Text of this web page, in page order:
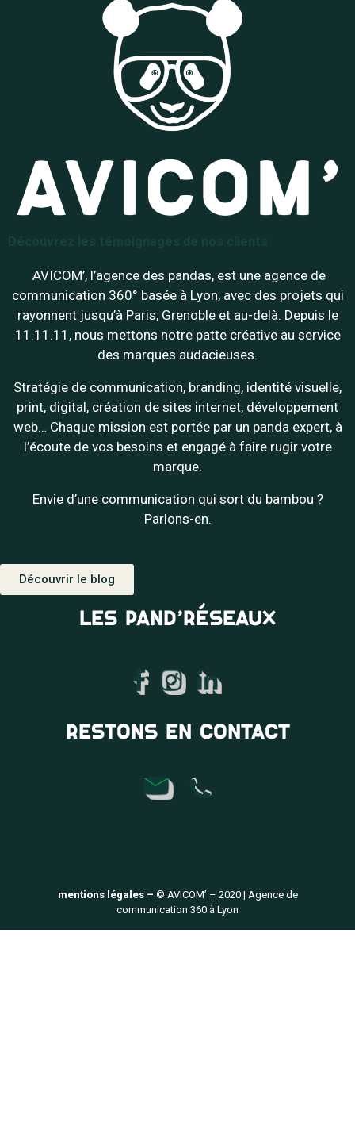
AVICOM’, l’agence des pandas, est une agence de
communication 360° basée à Lyon, avec des projets qui
rayonnent jusqu’à Paris, Grenoble et au-delà. Depuis le
11.11.11, nous mettons notre patte créative au service
des marques audacieuses.
Stratégie de communication, branding, identité visuelle,
print, digital, création de sites internet, développement
web… Chaque mission est portée par un panda expert, à
l’écoute de vos besoins et engagé à faire rugir votre
marque.
Envie d’une communication qui sort du bambou ?
Parlons-en.
Découvrir le blog
LES PAND’RÉSEAUX
RESTONS EN CONTACT
mentions légales – © AVICOM’ – 2020 | Agence de
communication 360 à Lyon